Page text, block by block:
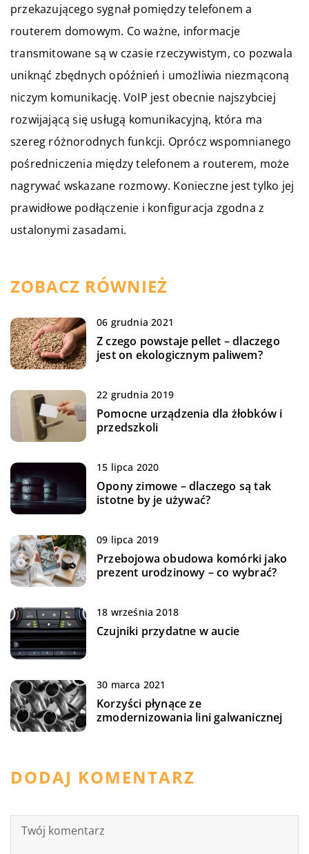
przekazującego sygnał pomiędzy telefonem a
routerem domowym. Co ważne, informacje
transmitowane są w czasie rzeczywistym, co pozwala
uniknąć zbędnych opóźnień i umożliwia niezmąconą
niczym komunikację. VoIP jest obecnie najszybciej
rozwijającą się usługą komunikacyjną, która ma
szereg różnorodnych funkcji. Oprócz wspomnianego
pośredniczenia między telefonem a routerem, może
nagrywać wskazane rozmowy. Konieczne jest tylko jej
prawidłowe podłączenie i konfiguracja zgodna z
ustalonymi zasadami.
ZOBACZ RÓWNIEŻ
06 grudnia 2021
Z czego powstaje pellet – dlaczego
jest on ekologicznym paliwem?
22 grudnia 2019
Pomocne urządzenia dla żłobków i
przedszkoli
15 lipca 2020
Opony zimowe – dlaczego są tak
istotne by je używać?
09 lipca 2019
Przebojowa obudowa komórki jako
prezent urodzinowy – co wybrać?
18 września 2018
Czujniki przydatne w aucie
30 marca 2021
Korzyści płynące ze
zmodernizowania lini galwanicznej
DODAJ KOMENTARZ